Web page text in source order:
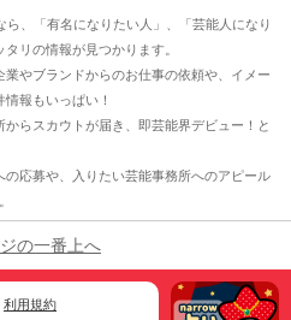
、「有名になりたい人」、「芸能人になり
リの情報が見つかります。
やブランドからのお仕事の依頼や、イメー
報もいっぱい！
らスカウトが届き、即芸能界デビュー！と
応募や、入りたい芸能事務所へのアピール
の一番上へ
利用規約